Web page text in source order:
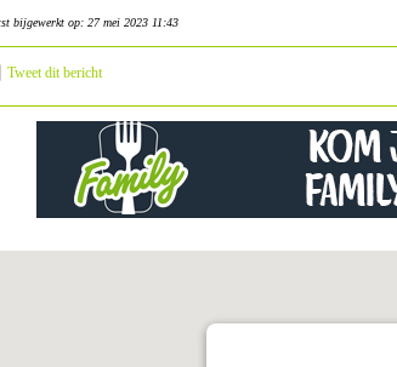
bijgewerkt op: 27 mei 2023 11:43
Tweet dit bericht